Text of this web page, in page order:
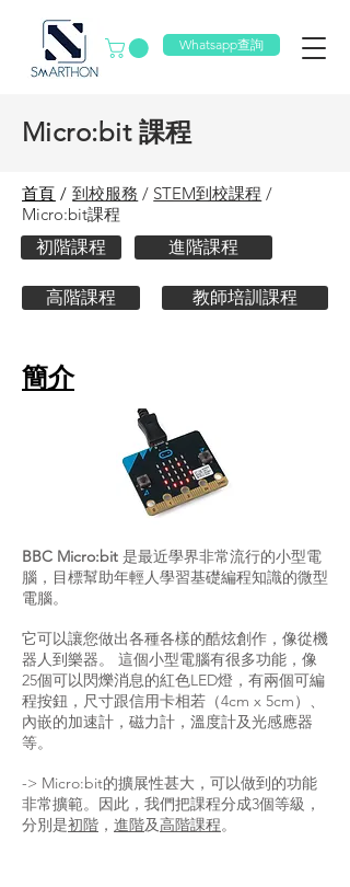
Whatsapp查詢
Micro:bit 課程
首頁 /到校服務 / STEM到校課程 /
Micro:bit課程
初階課程 進階課程
高階課程 教師培訓課程
簡介
BBC Micro:bit 是最近學界非常流行的小型電
腦，目標幫助年輕人學習基礎編程知識的微型
電腦。
它可以讓您做出各種各樣的酷炫創作，像從機
器人到樂器。 這個小型電腦有很多功能，像
25個可以閃爍消息的紅色LED燈，有兩個可編
程按鈕，尺寸跟信用卡相若（4cm x 5cm）、
內嵌的加速計，磁力計，溫度計及光感應器
等。
-> Micro:bit的擴展性甚大，可以做到的功能
非常擴範。因此，我們把課程分成3個等級，
分別是初階 ， 進階及高階課程。